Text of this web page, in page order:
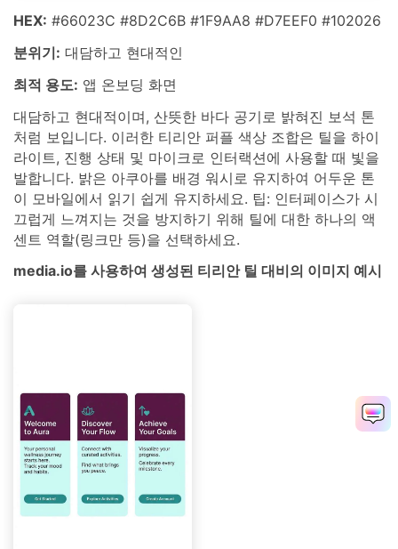
HEX: #66023C #8D2C6B #1F9AA8 #D7EEF0 #102026
분위기: 대담하고 현대적인
최적 용도: 앱 온보딩 화면
대담하고 현대적이며, 산뜻한 바다 공기로 밝혀진 보석 톤
처럼 보입니다. 이러한 티리안 퍼플 색상 조합은 틸을 하이
라이트, 진행 상태 및 마이크로 인터랙션에 사용할 때 빛을
발합니다. 밝은 아쿠아를 배경 워시로 유지하여 어두운 톤
이 모바일에서 읽기 쉽게 유지하세요. 팁: 인터페이스가 시
끄럽게 느껴지는 것을 방지하기 위해 틸에 대한 하나의 액
센트 역할(링크만 등)을 선택하세요.
media.io를 사용하여 생성된 티리안 틸 대비의 이미지 예시